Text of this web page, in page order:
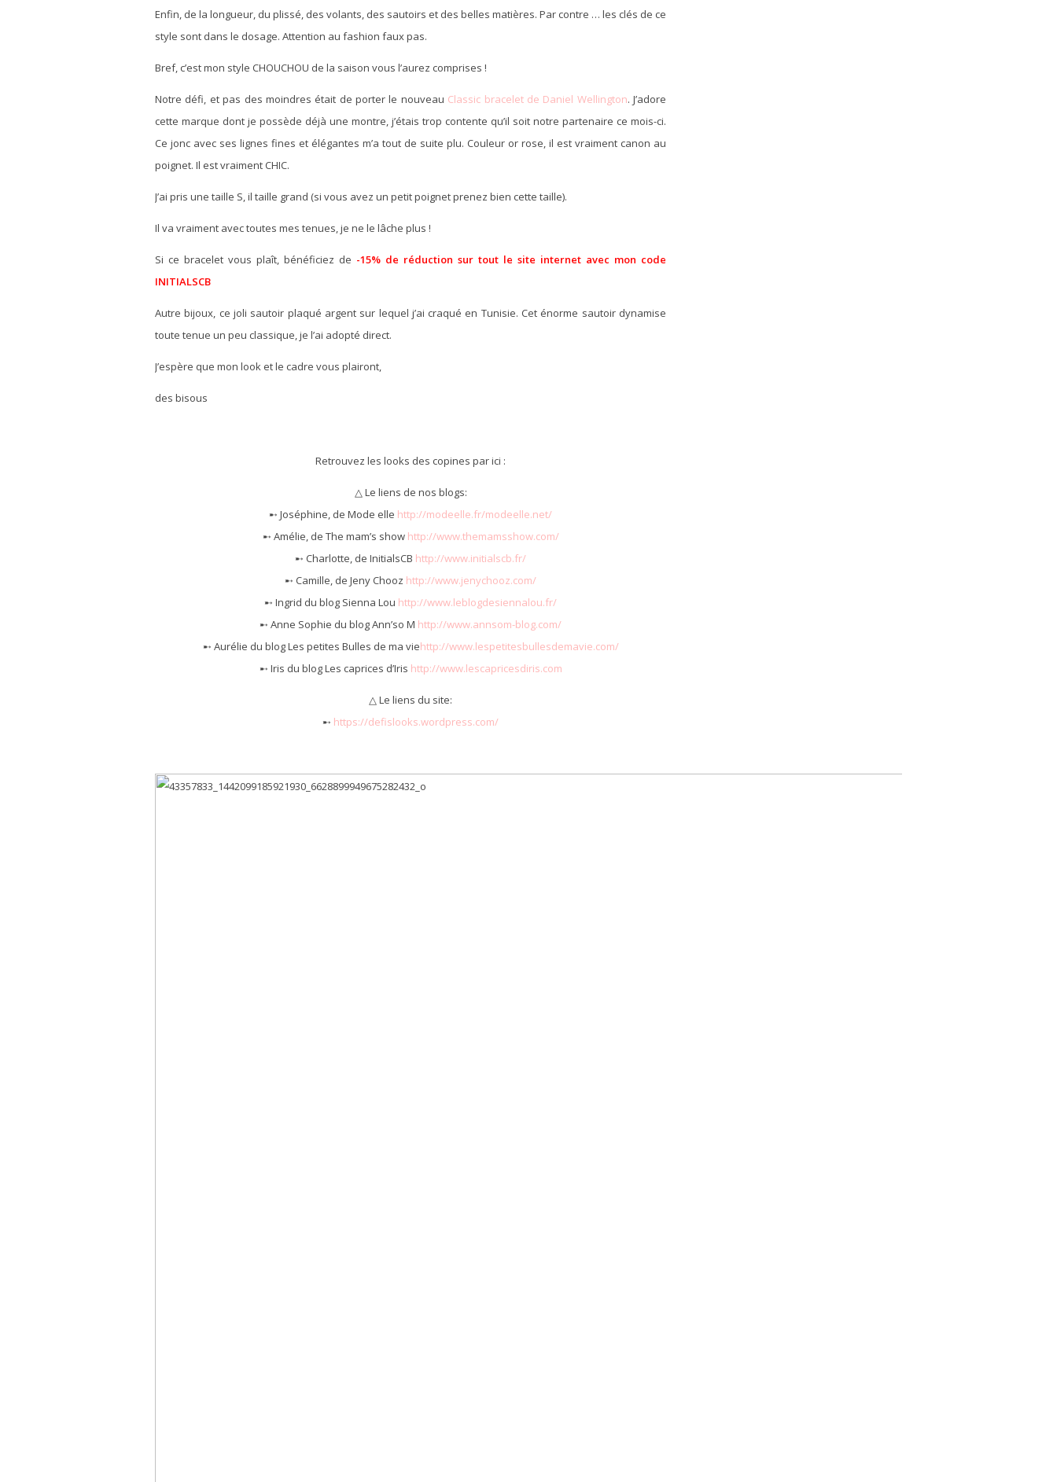
Enfin, de la longueur, du plissé, des volants, des sautoirs et des belles matières. Par contre … les clés de ce
style sont dans le dosage. Attention au fashion faux pas.
Bref, c’est mon style CHOUCHOU de la saison vous l’aurez comprises !
Notre défi, et pas des moindres était de porter le nouveau Classic bracelet de Daniel Wellington. J’adore
cette marque dont je possède déjà une montre, j’étais trop contente qu’il soit notre partenaire ce mois-ci.
Ce jonc avec ses lignes fines et élégantes m’a tout de suite plu. Couleur or rose, il est vraiment canon au
poignet. Il est vraiment CHIC.
J’ai pris une taille S, il taille grand (si vous avez un petit poignet prenez bien cette taille).
Il va vraiment avec toutes mes tenues, je ne le lâche plus !
Si ce bracelet vous plaît, bénéficiez de -15% de réduction sur tout le site internet avec mon code
INITIALSCB
Autre bijoux, ce joli sautoir plaqué argent sur lequel j’ai craqué en Tunisie. Cet énorme sautoir dynamise
toute tenue un peu classique, je l’ai adopté direct.
J’espère que mon look et le cadre vous plairont,
des bisous
Retrouvez les looks des copines par ici :
△ Le liens de nos blogs:
➸ Joséphine, de Mode elle http://modeelle.fr/modeelle.net/
➸ Amélie, de The mam’s show http://www.themamsshow.com/
➸ Charlotte, de InitialsCB http://www.initialscb.fr/
➸ Camille, de Jeny Chooz http://www.jenychooz.com/
➸ Ingrid du blog Sienna Lou http://www.leblogdesiennalou.fr/
➸ Anne Sophie du blog Ann’so M http://www.annsom-blog.com/
➸ Aurélie du blog Les petites Bulles de ma viehttp://www.lespetitesbullesdemavie.com/
➸ Iris du blog Les caprices d’Iris http://www.lescapricesdiris.com
△ Le liens du site:
➸ https://defislooks.wordpress.com/